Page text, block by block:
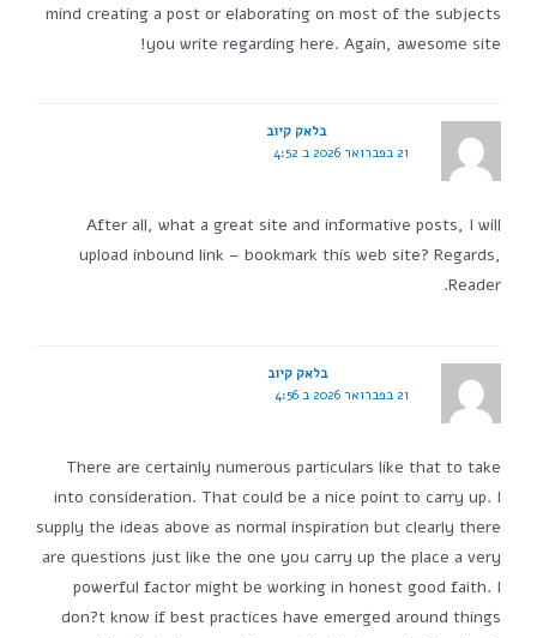
mind creating a post or elaborating on most of the subjects
you write regarding here. Again, awesome site!
בלאק קיוב
21 בפברואר 2026 ב 4:52
After all, what a great site and informative posts, I will
upload inbound link – bookmark this web site? Regards,
Reader.
בלאק קיוב
21 בפברואר 2026 ב 4:56
There are certainly numerous particulars like that to take
into consideration. That could be a nice point to carry up. I
supply the ideas above as normal inspiration but clearly there
are questions just like the one you carry up the place a very
powerful factor might be working in honest good faith. I
don?t know if best practices have emerged around things